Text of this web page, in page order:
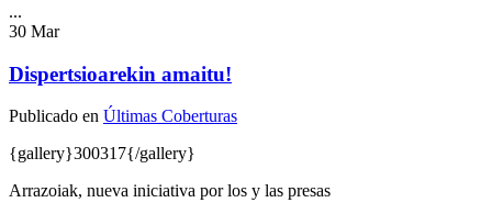
...
30 Mar
Dispertsioarekin amaitu!
Publicado en Últimas Coberturas
{gallery}300317{/gallery}
Arrazoiak, nueva iniciativa por los y las presas